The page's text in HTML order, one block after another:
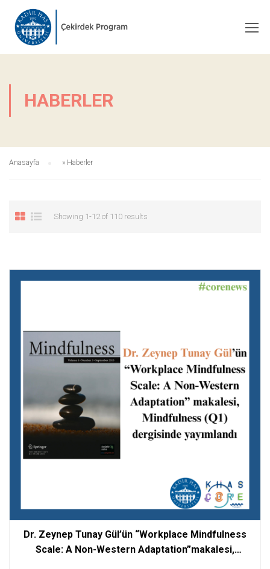
HABERLER
Anasayfa » Haberler
Showing 1-12 of 110 results
Dr. Zeynep Tunay Gül’ün “Workplace Mindfulness
Scale: A Non-Western Adaptation”makalesi,